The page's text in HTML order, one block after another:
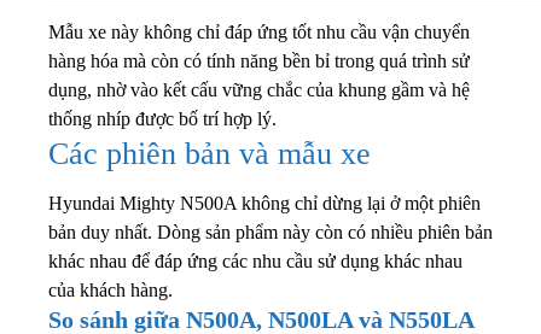
Mẫu xe này không chỉ đáp ứng tốt nhu cầu vận chuyển
hàng hóa mà còn có tính năng bền bỉ trong quá trình sử
dụng, nhờ vào kết cấu vững chắc của khung gầm và hệ
thống nhíp được bố trí hợp lý.
Các phiên bản và mẫu xe
Hyundai Mighty N500A không chỉ dừng lại ở một phiên
bản duy nhất. Dòng sản phẩm này còn có nhiều phiên bản
khác nhau để đáp ứng các nhu cầu sử dụng khác nhau
của khách hàng.
So sánh giữa N500A, N500LA và N550LA